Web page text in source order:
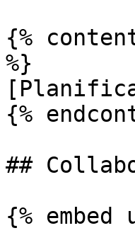
{%
%}
{%
##
{%